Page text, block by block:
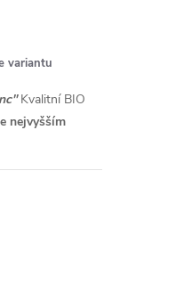
variantu
" Kvalitní BIO
nejvyšším